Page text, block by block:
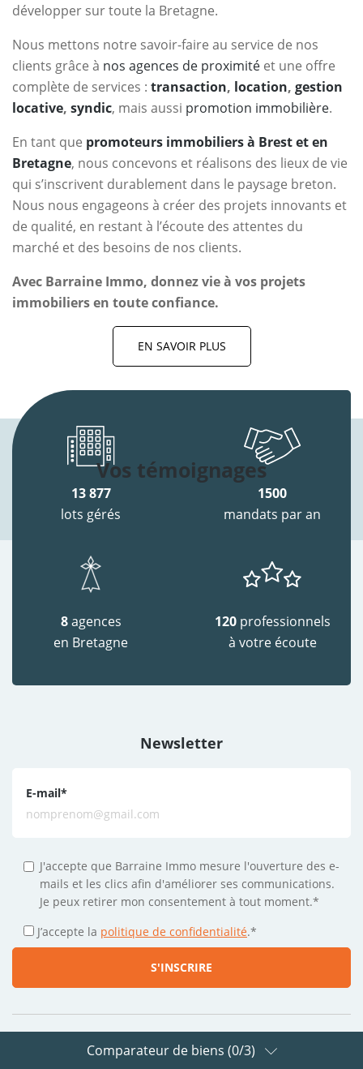
développer sur toute la Bretagne.
Nous mettons notre savoir-faire au service de nos
clients grâce à nos agences de proximité et une offre
complète de services : transaction, location, gestion
locative, syndic, mais aussi promotion immobilière.
En tant que promoteurs immobiliers à Brest et en
Bretagne, nous concevons et réalisons des lieux de vie
qui s’inscrivent durablement dans le paysage breton.
Nous nous engageons à créer des projets innovants et
de qualité, en restant à l’écoute des attentes du
marché et des besoins de nos clients.
Avec Barraine Immo, donnez vie à vos projets
immobiliers en toute confiance.
EN SAVOIR PLUS
Vos témoignages
13 877
lots gérés
1500
mandats par an
8agences
en Bretagne
120 professionnels
à votre écoute
Newsletter
E-mail*
J'accepte que Barraine Immo mesure l'ouverture des e-
mails et les clics afin d'améliorer ses communications.
Je peux retirer mon consentement à tout moment.*
J’accepte la politique de confidentialité.*
Suivez-nous sur les réseaux
Comparateur de biens (0/3)